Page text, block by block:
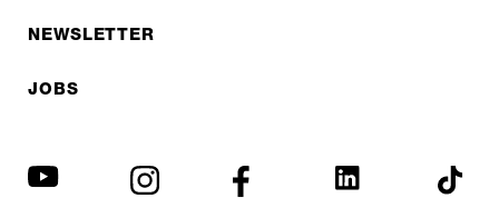
NEWSLETTER
JOBS